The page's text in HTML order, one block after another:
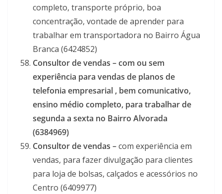
completo, transporte próprio, boa
concentração, vontade de aprender para
trabalhar em transportadora no Bairro Água
Branca (6424852)
Consultor de vendas –com ou sem
experiência para vendas de planos de
telefonia empresarial , bem comunicativo,
ensino médio completo, para trabalhar de
segunda a sexta no Bairro Alvorada
(6384969)
Consultor de vendas –com experiência em
vendas, para fazer divulgação para clientes
para loja de bolsas, calçados e acessórios no
Centro (6409977)